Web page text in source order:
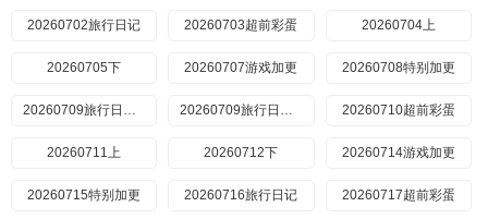
20260702旅行日记 20260703超前彩蛋 20260704上
20260705下 20260707游戏加更 20260708特别加更
20260709旅行日记上 20260709旅行日记下 20260710超前彩蛋
20260711上 20260712下 20260714游戏加更
20260715特别加更 20260716旅行日记 20260717超前彩蛋